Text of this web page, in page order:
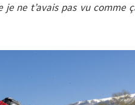
ne t’avais pas vu comme